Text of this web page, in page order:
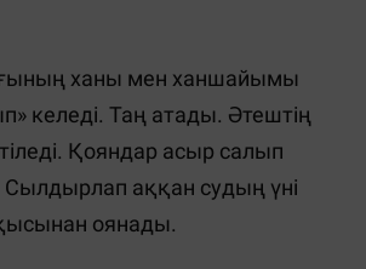
ханы мен ханшайымы
келеді. Таң атады. Әтештің
Қояндар асыр салып
Сылдырлап аққан судың үні
оянады.